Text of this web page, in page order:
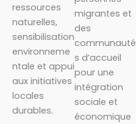
ressources
naturelles,
sensibilisation
environneme
ntale et appui
aux initiatives
locales
durables.
migrantes et
des
communauté
s d’accueil
pour une
intégration
sociale et
économique